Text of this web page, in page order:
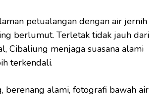
petualangan dengan air jernih
berlumut. Terletak tidak jauh dari
Cibaliung menjaga suasana alami
terkendali.
berenang alami, fotografi bawah air